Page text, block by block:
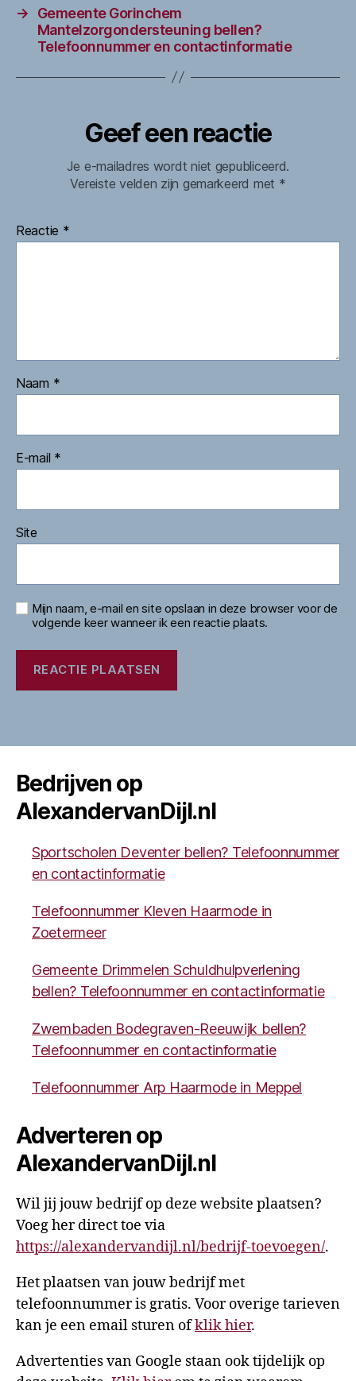
→
Gemeente Gorinchem
Mantelzorgondersteuning bellen?
Telefoonnummer en contactinformatie
Geef een reactie
Je e-mailadres wordt niet gepubliceerd.
Vereiste velden zijn gemarkeerd met *
Reactie *
Naam *
E-mail *
Site
Mijn naam, e-mail en site opslaan in deze browser voor de
volgende keer wanneer ik een reactie plaats.
Bedrijven op
AlexandervanDijl.nl
Sportscholen Deventer bellen? Telefoonnummer
en contactinformatie
Telefoonnummer Kleven Haarmode in
Zoetermeer
Gemeente Drimmelen Schuldhulpverlening
bellen? Telefoonnummer en contactinformatie
Zwembaden Bodegraven-Reeuwijk bellen?
Telefoonnummer en contactinformatie
Telefoonnummer Arp Haarmode in Meppel
Adverteren op
AlexandervanDijl.nl
Wil jij jouw bedrijf op deze website plaatsen?
Voeg her direct toe via
https://alexandervandijl.nl/bedrijf-toevoegen/.
Het plaatsen van jouw bedrijf met
telefoonnummer is gratis. Voor overige tarieven
kan je een email sturen ofklik hier.
Advertenties van Google staan ook tijdelijk op